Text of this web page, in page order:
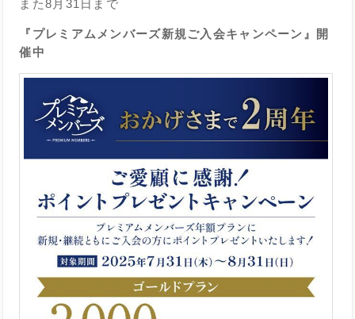
また8月31日まで
『プレミアムメンバーズ新規ご入会キャンペーン』開
催中